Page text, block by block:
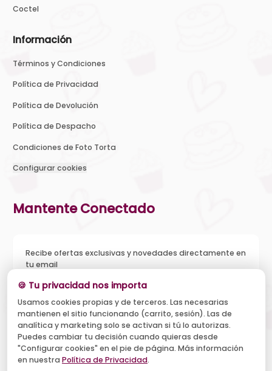
Coctel
Información
Términos y Condiciones
Política de Privacidad
Política de Devolución
Política de Despacho
Condiciones de Foto Torta
Configurar cookies
Mantente Conectado
Recibe ofertas exclusivas y novedades directamente en
tu email
Acepto recibir novedades y ofertas, y el tratamiento de mi
email según la Política de Privacidad . Puedo darme de baja
cuando quiera.
Suscribirse
🍪 Tu privacidad nos importa
Usamos cookies propias y de terceros. Las necesarias
mantienen el sitio funcionando (carrito, sesión). Las de
analítica y marketing solo se activan si tú lo autorizas.
Puedes cambiar tu decisión cuando quieras desde
"Configurar cookies" en el pie de página. Más información
en nuestra Política de Privacidad.